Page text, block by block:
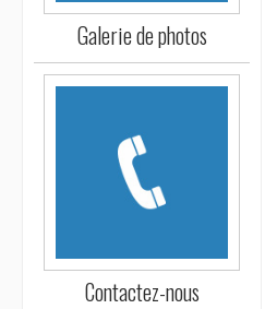
Galerie de photos
Contactez-nous